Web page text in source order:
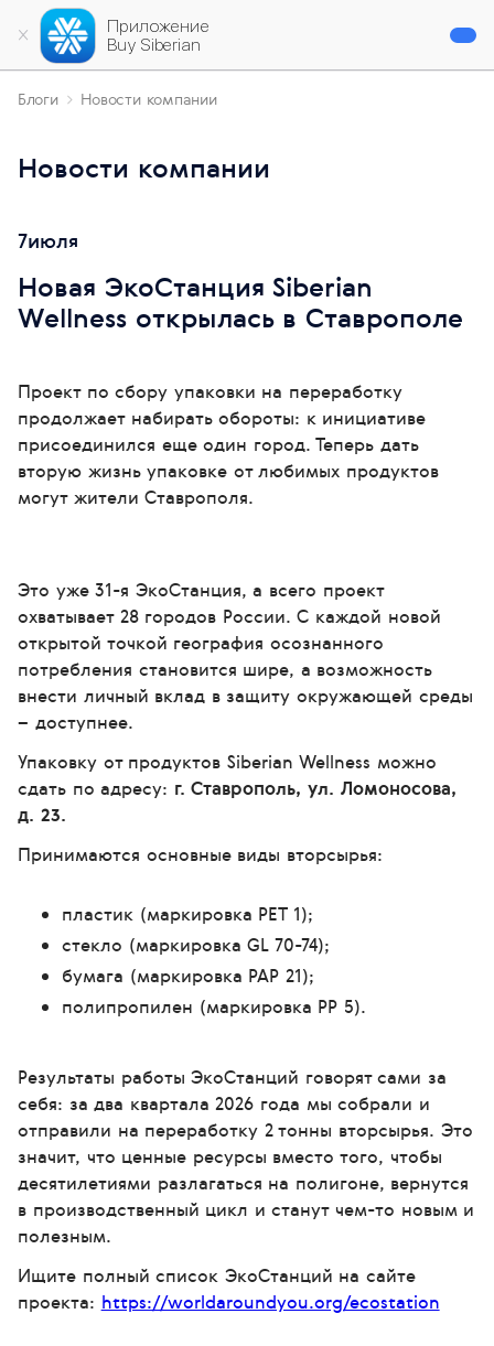
Приложение
Buy Siberian
Блоги Новости компании
Новости компании
7июля
Новая ЭкоСтанция Siberian
Wellness открылась в Ставрополе
Проект по сбору упаковки на переработку
продолжает набирать обороты: к инициативе
присоединился еще один город. Теперь дать
вторую жизнь упаковке от любимых продуктов
могут жители Ставрополя.
Это уже 31-я ЭкоСтанция, а всего проект
охватывает 28 городов России. С каждой новой
открытой точкой география осознанного
потребления становится шире, а возможность
внести личный вклад в защиту окружающей среды
– доступнее.
Упаковку от продуктов Siberian Wellness можно
сдать по адресу: г. Ставрополь, ул. Ломоносова,
д. 23.
Принимаются основные виды вторсырья:
пластик (маркировка РЕТ 1);
стекло (маркировка GL 70-74);
бумага (маркировка РАР 21);
полипропилен (маркировка PP 5).
Результаты работы ЭкоСтанций говорят сами за
себя: за два квартала 2026 года мы собрали и
отправили на переработку 2 тонны вторсырья. Это
значит, что ценные ресурсы вместо того, чтобы
десятилетиями разлагаться на полигоне, вернутся
в производственный цикл и станут чем-то новым и
полезным.
Ищите полный список ЭкоСтанций на сайте
проекта: https://worldaroundyou.org/ecostation